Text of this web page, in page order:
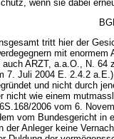
wenn sie dabei
tritt hier der
mit enormem
auch ARZT, a.a.O., N. 64
7. Juli 2004 E. 2.4.2
und nicht durch
nicht wie einem
2006 vom 6.
vom Bundesgericht in
der Anleger keine